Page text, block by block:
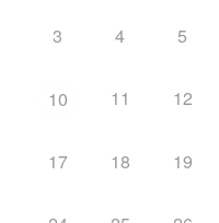
3 4 5
10 11 12
17 18 19